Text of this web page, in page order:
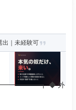
出｜未経験可
◆ 外